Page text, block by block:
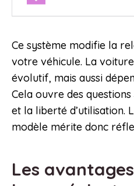
Ce système modifie la
votre véhicule. La
évolutif, mais aussi
Cela ouvre des
et la liberté d’utilisation.
modèle mérite donc
Les